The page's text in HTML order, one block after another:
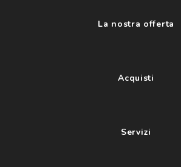
La nostra offerta
Acquisti
Servizi